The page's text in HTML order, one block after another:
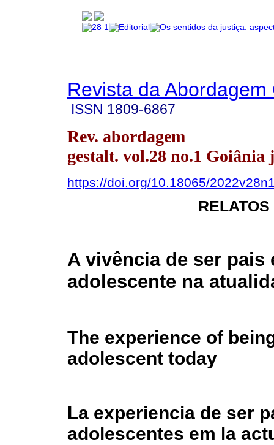
Revista da Abordagem
ISSN 1809-6867
Rev. abordagem
gestalt. vol.28 no.1 Goiânia
https://doi.org/10.18065/
A vivência de ser pais
adolescente na
The experience of
adolescent today
La experiencia de ser
adolescentes em la